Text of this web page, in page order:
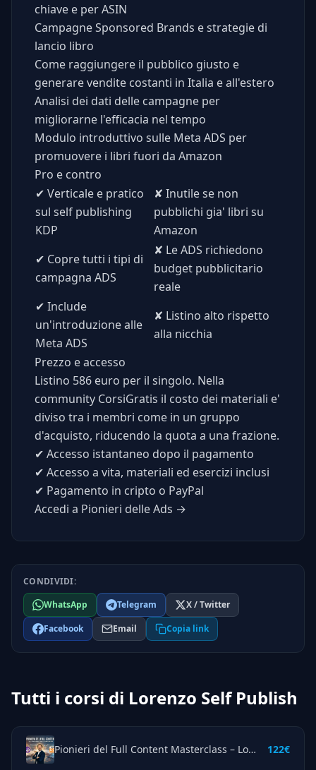
chiave e per ASIN
Campagne Sponsored Brands e strategie di
lancio libro
Come raggiungere il pubblico giusto e
generare vendite costanti in Italia e all'estero
Analisi dei dati delle campagne per
migliorarne l'efficacia nel tempo
Modulo introduttivo sulle Meta ADS per
promuovere i libri fuori da Amazon
Pro e contro
✔ Verticale e pratico
sul self publishing
KDP
✘ Inutile se non
pubblichi gia' libri su
Amazon
✔ Copre tutti i tipi di
campagna ADS
✘ Le ADS richiedono
budget pubblicitario
reale
✔ Include
un'introduzione alle
Meta ADS
✘ Listino alto rispetto
alla nicchia
Prezzo e accesso
Listino 586 euro per il singolo. Nella
community CorsiGratis il costo dei materiali e'
diviso tra i membri come in un gruppo
d'acquisto, riducendo la quota a una frazione.
✔ Accesso istantaneo dopo il pagamento
✔ Accesso a vita, materiali ed esercizi inclusi
✔ Pagamento in cripto o PayPal
Accedi a Pionieri delle Ads →
CONDIVIDI:
WhatsApp
Telegram
X / Twitter
Facebook
Email Copia link
Tutti i corsi di Lorenzo Self Publish
Pionieri del Full Content Masterclass – Lorenzo Self Publish 122€